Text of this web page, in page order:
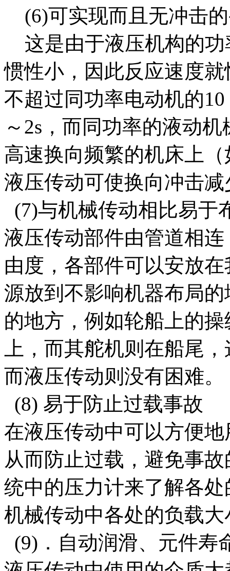
(6)可实现而且无冲击
这是由于液压机构的功
惯性小，因此反应速度
不超过同功率电动机的
～2s，而同功率的液动
高速换向频繁的机床上
液压传动可使换向冲击减
(7)与机械传动相比易于
液压传动部件由管道相
由度，各部件可以安放
源放到不影响机器布局
的地方，例如轮船上的
上，而其舵机则在船尾
而液压传动则没有困难。
(8) 易于防止过载事故
在液压传动中可以方便
从而防止过载，避免事
统中的压力计来了解各
机械传动中各处的负载
(9)．自动润滑、元件寿